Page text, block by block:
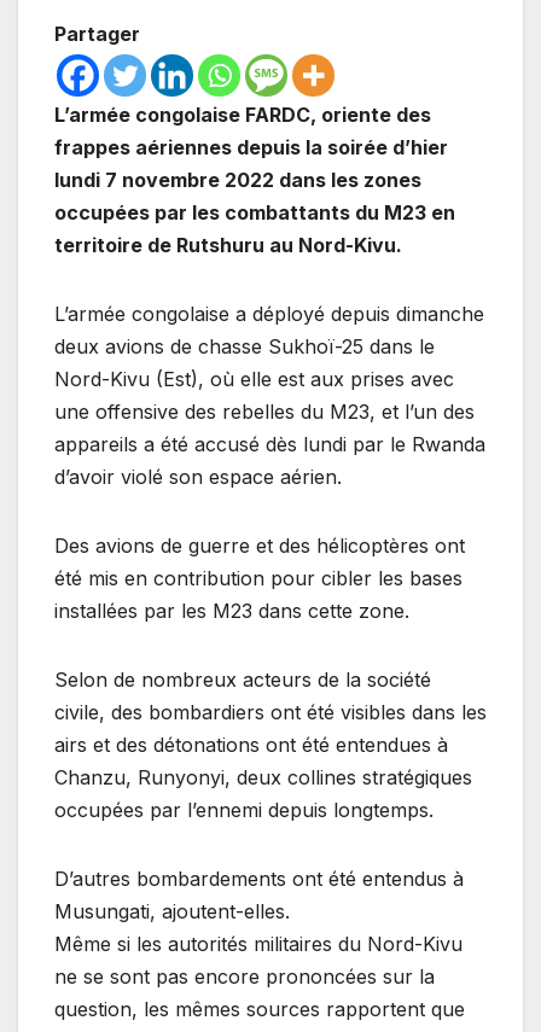
Partager
L’armée congolaise FARDC, oriente des
frappes aériennes depuis la soirée d’hier
lundi 7 novembre 2022 dans les zones
occupées par les combattants du M23 en
territoire de Rutshuru au Nord-Kivu.
L’armée congolaise a déployé depuis dimanche
deux avions de chasse Sukhoï-25 dans le
Nord-Kivu (Est), où elle est aux prises avec
une offensive des rebelles du M23, et l’un des
appareils a été accusé dès lundi par le Rwanda
d’avoir violé son espace aérien.
Des avions de guerre et des hélicoptères ont
été mis en contribution pour cibler les bases
installées par les M23 dans cette zone.
Selon de nombreux acteurs de la société
civile, des bombardiers ont été visibles dans les
airs et des détonations ont été entendues à
Chanzu, Runyonyi, deux collines stratégiques
occupées par l’ennemi depuis longtemps.
D’autres bombardements ont été entendus à
Musungati, ajoutent-elles.
Même si les autorités militaires du Nord-Kivu
ne se sont pas encore prononcées sur la
question, les mêmes sources rapportent que